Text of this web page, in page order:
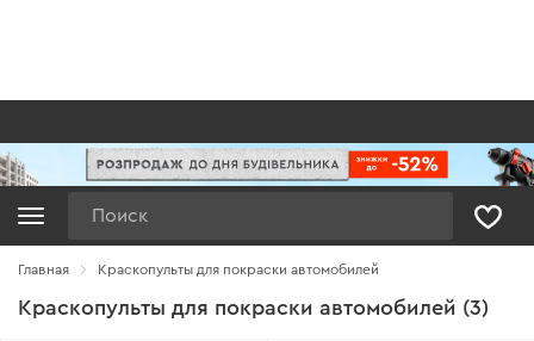
Главная Краскопульты для покраски автомобилей
Краскопульты для покраски автомобилей (3)